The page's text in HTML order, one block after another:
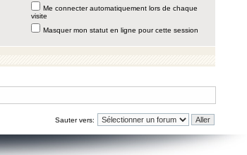
Me connecter automatiquement lors de chaque
visite
Masquer mon statut en ligne pour cette session
Sauter vers: